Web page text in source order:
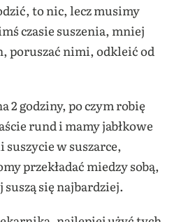
to nic, lecz musimy
czasie suszenia, mniej
poruszać nimi, odkleić od
2 godziny, po czym robię
rund i mamy jabłkowe
w suszarce,
przekładać miedzy sobą,
się najbardziej.